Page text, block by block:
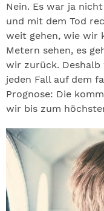
Nein. Es war ja
und mit dem Tod
weit gehen, wie wir
Metern sehen, es
wir zurück. Deshalb
jeden Fall auf dem
Prognose: Die
wir bis zum